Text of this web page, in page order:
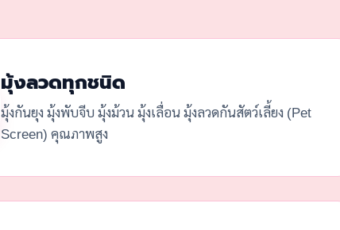
มุ้งลวดทุกชนิด
มุ้งกันยุง มุ้งพับจีบ มุ้งม้วน มุ้งเลื่อน มุ้งลวดกันสัตว์เลี้ยง (Pet
Screen) คุณภาพสูง